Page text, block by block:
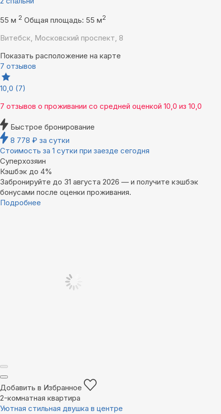
55 м 2 Общая площадь: 55 м2
Витебск, Московский проспект, 8
Показать расположение на карте
7 отзывов
10,0 (7)
7 отзывов о проживании со средней оценкой 10,0 из 10,0
Быстрое бронирование
8 778 ₽ за сутки
Стоимость за 1 сутки при заезде сегодня
Суперхозяин
Кэшбэк до 4%
Забронируйте до 31 августа 2026 — и получите кэшбэк
бонусами после оценки проживания.
Подробнее
Добавить в Избранное
2-комнатная квартира
Уютная стильная двушка в центре